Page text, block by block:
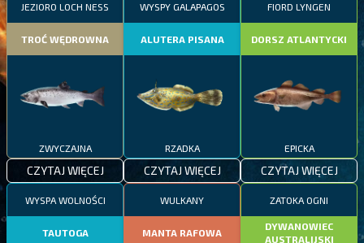
JEZIORO LOCH NESS
TROĆ WĘDROWNA
ZWYCZAJNA
CZYTAJ WIĘCEJ
WYSPY GALAPAGOS
ALUTERA PISANA
RZADKA
CZYTAJ WIĘCEJ
FIORD LYNGEN
DORSZ ATLANTYCKI
EPICKA
CZYTAJ WIĘCEJ
WYSPA WOLNOŚCI
TAUTOGA
WULKANY
MANTA RAFOWA
ZATOKA OGNI
DYWANOWIEC
AUSTRALIJSKI